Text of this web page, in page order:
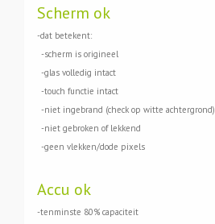
Scherm ok
-dat betekent:
-scherm is origineel
-glas volledig intact
-touch functie intact
-niet ingebrand (check op witte achtergrond)
-niet gebroken of lekkend
-geen vlekken/dode pixels
Accu ok
-tenminste 80% capaciteit